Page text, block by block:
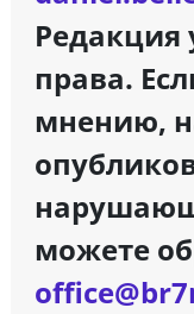
Редакция
права.
мнению,
можете